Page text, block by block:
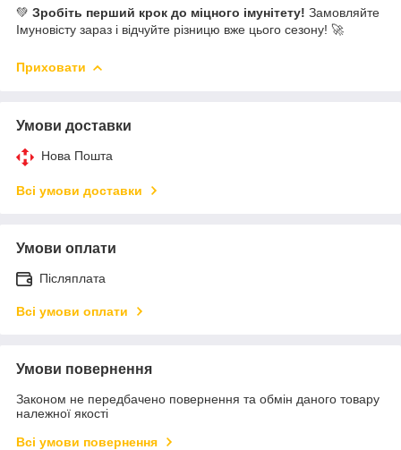
💚 Зробіть перший крок до міцного імунітету! Замовляйте
Імуновісту зараз і відчуйте різницю вже цього сезону! 🚀
Приховати
Умови доставки
Нова Пошта
Всі умови доставки
Умови оплати
Післяплата
Всі умови оплати
Умови повернення
Законом не передбачено повернення та обмін даного товару
належної якості
Всі умови повернення